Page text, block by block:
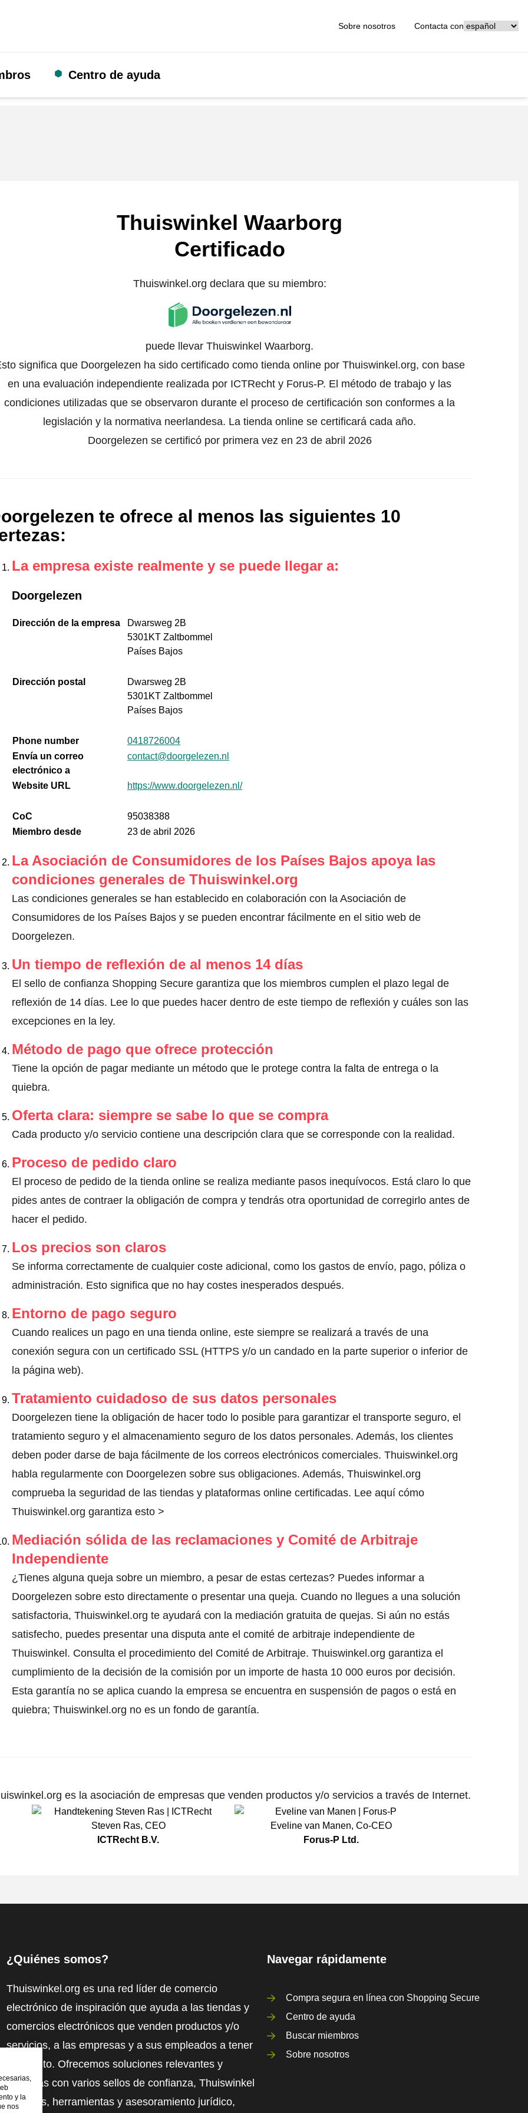
Sobre nosotros Contacta con
Centro de ayuda
Thuiswinkel Waarborg
Certificado
Thuiswinkel.org declara que su miembro:
puede llevar Thuiswinkel Waarborg.
significa que Doorgelezen ha sido certificado como tienda online por Thuiswinkel.org, con base
en una evaluación independiente realizada por ICTRecht y Forus-P. El método de trabajo y las
condiciones utilizadas que se observaron durante el proceso de certificación son conformes a la
legislación y la normativa neerlandesa. La tienda online se certificará cada año.
Doorgelezen se certificó por primera vez en 23 de abril 2026
te ofrece al menos las siguientes 10
:
La empresa existe realmente y se puede llegar a:
Doorgelezen
Dirección de la empresa
Dwarsweg 2B
5301KT Zaltbommel
Países Bajos
Dirección postal
Dwarsweg 2B
5301KT Zaltbommel
Países Bajos
Phone number
0418726004
Envía un correo
electrónico a
contact@doorgelezen.nl
Website URL https://www.doorgelezen.nl/
CoC
95038388
Miembro desde
23 de abril 2026
La Asociación de Consumidores de los Países Bajos apoya las
condiciones generales de Thuiswinkel.org
Las condiciones generales se han establecido en colaboración con la Asociación de
Consumidores de los Países Bajos y se pueden encontrar fácilmente en el sitio web de
Doorgelezen.
Un tiempo de reflexión de al menos 14 días
El sello de confianza Shopping Secure garantiza que los miembros cumplen el plazo legal de
reflexión de 14 días. Lee lo que puedes hacer dentro de este tiempo de reflexión y cuáles son las
excepciones en la ley.
Método de pago que ofrece protección
Tiene la opción de pagar mediante un método que le protege contra la falta de entrega o la
quiebra.
Oferta clara: siempre se sabe lo que se compra
Cada producto y/o servicio contiene una descripción clara que se corresponde con la realidad.
Proceso de pedido claro
El proceso de pedido de la tienda online se realiza mediante pasos inequívocos. Está claro lo que
pides antes de contraer la obligación de compra y tendrás otra oportunidad de corregirlo antes de
hacer el pedido.
Los precios son claros
Se informa correctamente de cualquier coste adicional, como los gastos de envío, pago, póliza o
administración. Esto significa que no hay costes inesperados después.
Entorno de pago seguro
Cuando realices un pago en una tienda online, este siempre se realizará a través de una
conexión segura con un certificado SSL (HTTPS y/o un candado en la parte superior o inferior de
la página web).
Tratamiento cuidadoso de sus datos personales
Doorgelezen tiene la obligación de hacer todo lo posible para garantizar el transporte seguro, el
tratamiento seguro y el almacenamiento seguro de los datos personales. Además, los clientes
deben poder darse de baja fácilmente de los correos electrónicos comerciales. Thuiswinkel.org
habla regularmente con Doorgelezen sobre sus obligaciones. Además, Thuiswinkel.org
comprueba la seguridad de las tiendas y plataformas online certificadas. Lee aquí cómo
Thuiswinkel.org garantiza esto >
Mediación sólida de las reclamaciones y Comité de Arbitraje
Independiente
¿Tienes alguna queja sobre un miembro, a pesar de estas certezas? Puedes informar a
Doorgelezen sobre esto directamente o presentar una queja. Cuando no llegues a una solución
satisfactoria, Thuiswinkel.org te ayudará con la mediación gratuita de quejas. Si aún no estás
satisfecho, puedes presentar una disputa ante el comité de arbitraje independiente de
Thuiswinkel. Consulta el procedimiento del Comité de Arbitraje. Thuiswinkel.org garantiza el
cumplimiento de la decisión de la comisión por un importe de hasta 10 000 euros por decisión.
Esta garantía no se aplica cuando la empresa se encuentra en suspensión de pagos o está en
quiebra; Thuiswinkel.org no es un fondo de garantía.
es la asociación de empresas que venden productos y/o servicios a través de Internet.
Steven Ras, CEO
ICTRecht B.V.
Eveline van Manen, Co-CEO
Forus-P Ltd.
¿Quiénes somos?
Thuiswinkel.org es una red líder de comercio
electrónico de inspiración que ayuda a las tiendas y
comercios electrónicos que venden productos y/o
servicios, a las empresas y a sus empleados a tener
más éxito. Ofrecemos soluciones relevantes y
prácticas con varios sellos de confianza, Thuiswinkel
Reviews, herramientas y asesoramiento jurídico,
Navegar rápidamente
Compra segura en línea con Shopping Secure
Centro de ayuda
Buscar miembros
Sobre nosotros
y la
nos